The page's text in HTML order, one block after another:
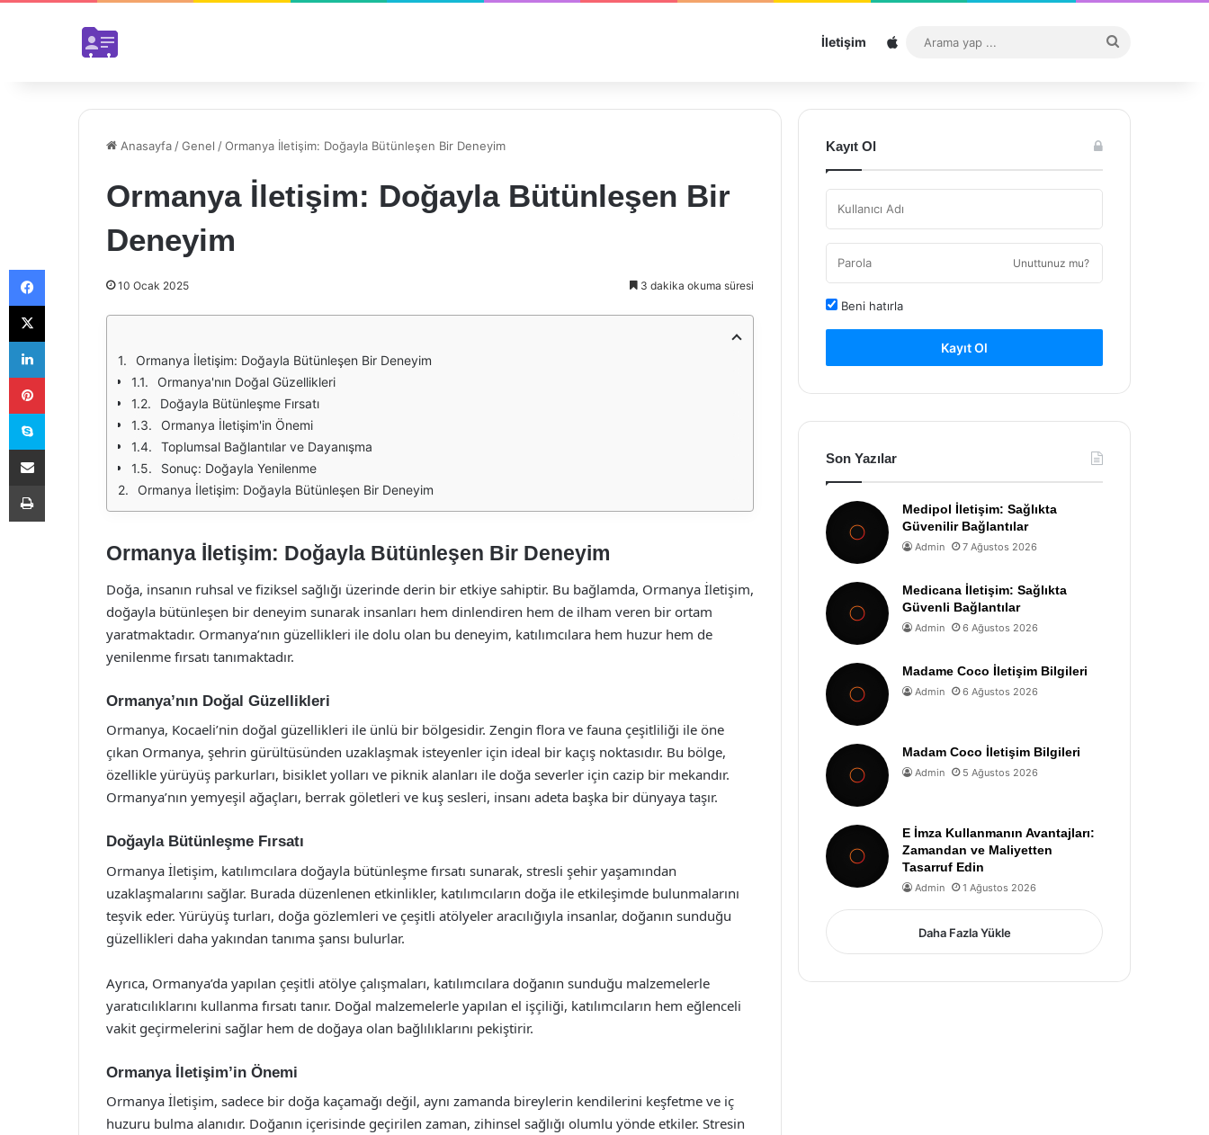
İletişim Sitemap
...
Anasayfa /Genel /Ormanya İletişim: Doğayla Bütünleşen Bir Deneyim
Ormanya İletişim: Doğayla Bütünleşen Bir
Deneyim
10 Ocak 2025 3 dakika okuma süresi
Ormanya İletişim: Doğayla Bütünleşen Bir Deneyim
Ormanya'nın Doğal Güzellikleri
Doğayla Bütünleşme Fırsatı
Ormanya İletişim'in Önemi
Toplumsal Bağlantılar ve Dayanışma
Sonuç: Doğayla Yenilenme
Ormanya İletişim: Doğayla Bütünleşen Bir Deneyim
Ormanya İletişim: Doğayla Bütünleşen Bir Deneyim
Doğa, insanın ruhsal ve fiziksel sağlığı üzerinde derin bir etkiye sahiptir. Bu bağlamda, Ormanya İletişim,
doğayla bütünleşen bir deneyim sunarak insanları hem dinlendiren hem de ilham veren bir ortam
yaratmaktadır. Ormanya’nın güzellikleri ile dolu olan bu deneyim, katılımcılara hem huzur hem de
yenilenme fırsatı tanımaktadır.
Ormanya’nın Doğal Güzellikleri
Ormanya, Kocaeli’nin doğal güzellikleri ile ünlü bir bölgesidir. Zengin flora ve fauna çeşitliliği ile öne
çıkan Ormanya, şehrin gürültüsünden uzaklaşmak isteyenler için ideal bir kaçış noktasıdır. Bu bölge,
özellikle yürüyüş parkurları, bisiklet yolları ve piknik alanları ile doğa severler için cazip bir mekandır.
Ormanya’nın yemyeşil ağaçları, berrak göletleri ve kuş sesleri, insanı adeta başka bir dünyaya taşır.
Doğayla Bütünleşme Fırsatı
Ormanya İletişim, katılımcılara doğayla bütünleşme fırsatı sunarak, stresli şehir yaşamından
uzaklaşmalarını sağlar. Burada düzenlenen etkinlikler, katılımcıların doğa ile etkileşimde bulunmalarını
teşvik eder. Yürüyüş turları, doğa gözlemleri ve çeşitli atölyeler aracılığıyla insanlar, doğanın sunduğu
güzellikleri daha yakından tanıma şansı bulurlar.
Ayrıca, Ormanya’da yapılan çeşitli atölye çalışmaları, katılımcılara doğanın sunduğu malzemelerle
yaratıcılıklarını kullanma fırsatı tanır. Doğal malzemelerle yapılan el işçiliği, katılımcıların hem eğlenceli
vakit geçirmelerini sağlar hem de doğaya olan bağlılıklarını pekiştirir.
Ormanya İletişim’in Önemi
Ormanya İletişim, sadece bir doğa kaçamağı değil, aynı zamanda bireylerin kendilerini keşfetme ve iç
huzuru bulma alanıdır. Doğanın içerisinde geçirilen zaman, zihinsel sağlığı olumlu yönde etkiler. Stresin
Kayıt Ol
Unuttunuz mu?
Beni hatırla
Kayıt Ol
Son Yazılar
Medipol İletişim: Sağlıkta
Güvenilir Bağlantılar
Admin 7 Ağustos 2026
Medicana İletişim: Sağlıkta
Güvenli Bağlantılar
Admin 6 Ağustos 2026
Madame Coco İletişim Bilgileri
Admin 6 Ağustos 2026
Madam Coco İletişim Bilgileri
Admin 5 Ağustos 2026
E İmza Kullanmanın Avantajları:
Zamandan ve Maliyetten
Tasarruf Edin
Admin 1 Ağustos 2026
Daha Fazla Yükle
Facebook
X
LinkedIn
Pinterest
Skype
E-Posta ile paylaş